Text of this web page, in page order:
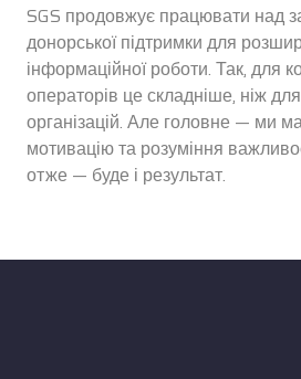
SGS продовжує працювати над
донорської підтримки для
інформаційної роботи. Так, для
операторів це складніше, ніж
організацій. Але головне — ми
мотивацію та розуміння
отже — буде і результат.